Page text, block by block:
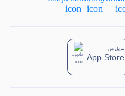
تنزيل من
App Store